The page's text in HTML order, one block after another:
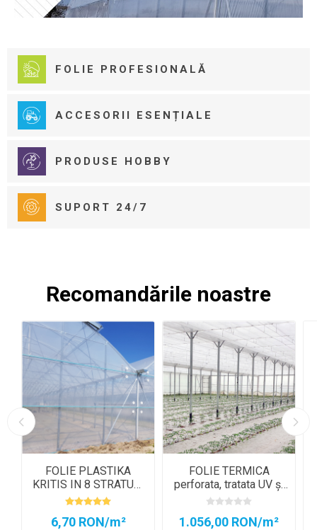
FOLIE PROFESIONALĂ
ACCESORII ESENȚIALE
PRODUSE HOBBY
SUPORT 24/7
Recomandările noastre
FOLIE PLASTIKA
KRITIS IN 8 STRATURI
EVO 7504 AC, CRYSTAL
6,70 RON/m²
FOLIE TERMICA
perforata, tratata UV și
IR 4202
1.056,00 RON/m²